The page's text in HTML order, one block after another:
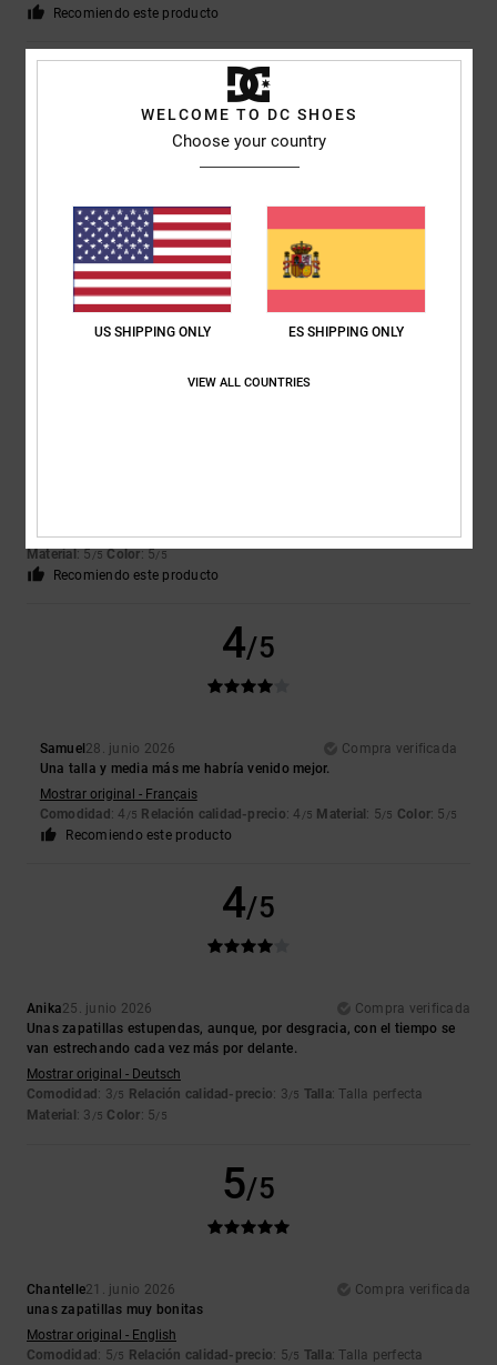
Recomiendo este producto
4/5
El plástico de la parte exterior del zapato se hunde y provoca molestias
al caminar.
Mostrar original - English
Comodidad: 2/5 Relación calidad-precio : 2/5 Talla
Material: 3/5 Color: 5/5
Comodidad: 5 Relación calidad-precio: 5 Talla: Talla perfecta
Material : 5 /5 Color: 5/5
Recomiendo este producto
4/5
Samuel 28. junio 2026
Compra verificada
Una talla y media más me habría venido mejor.
Mostrar original - Français
Comodidad : 4 /5 Relación calidad-precio: 4 /5 Material : 5/5 Color: 5 /5
Recomiendo este producto
4/5
Anika25. junio 2026
Compra verificada
Unas zapatillas estupendas, aunque, por desgracia, con el tiempo se
van estrechando cada vez más por delante.
Mostrar original - Deutsch
Comodidad : 3/5 Relación calidad-precio: 3/5 Talla: Talla perfecta
Material : 3 /5 Color: 5/5
5/5
Chantelle21. junio 2026
Compra verificada
unas zapatillas muy bonitas
Mostrar original - English
Comodidad : 5/5 Relación calidad-precio: 5/5 Talla: Talla perfecta
WELCOME TO DC SHOES
Choose your country
US SHIPPING ONLY ES SHIPPING ONLY
VIEW ALL COUNTRIES